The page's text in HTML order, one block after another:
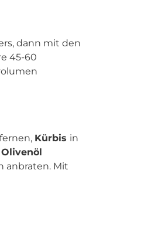
dann mit den
45-60
Kürbis in
Olivenöl
anbraten. Mit